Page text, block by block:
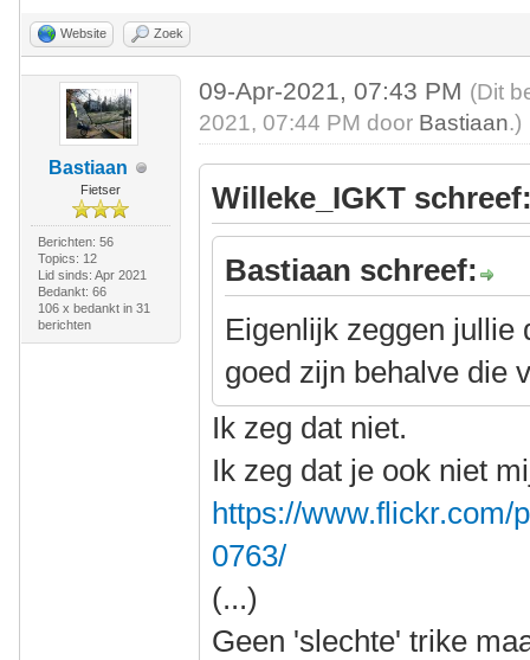
Website Zoek
Bastiaan
Fietser
Berichten: 56
Topics: 12
Lid sinds: Apr 2021
Bedankt: 66
106 x bedankt in 31
berichten
09-Apr-2021, 07:43 PM (Dit
2021, 07:44 PM door Bastiaan.)
Willeke_IGKT
Bastiaan schreef:
Eigenlijk zeggen jullie
goed zijn behalve die
Ik zeg dat niet.
Ik zeg dat je ook niet
https://www.flickr.com/
0763/
(...)
Geen 'slechte' trike